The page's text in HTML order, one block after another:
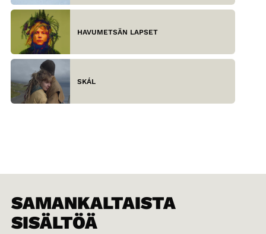
HAVUMETSÄN LAPSET
SKÁL
SAMANKALTAISTA
SISÄLTÖÄ